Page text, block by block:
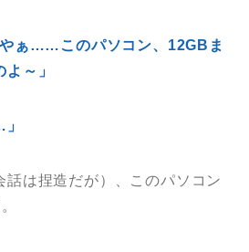
ぁ……このパソコン、12GBま
～」
話は捏造だが）、このパソコン